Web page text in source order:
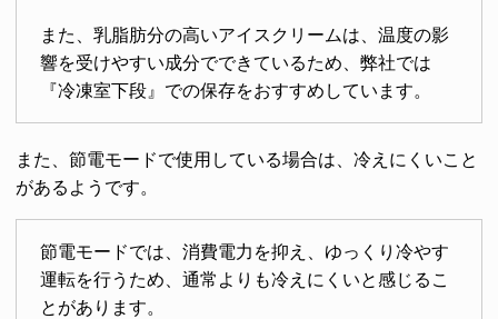
また、乳脂肪分の高いアイスクリームは、温度の影
響を受けやすい成分でできているため、弊社では
『冷凍室下段』での保存をおすすめしています。
また、節電モードで使用している場合は、冷えにくいこと
があるようです。
節電モードでは、消費電力を抑え、ゆっくり冷やす
運転を行うため、通常よりも冷えにくいと感じるこ
とがあります。